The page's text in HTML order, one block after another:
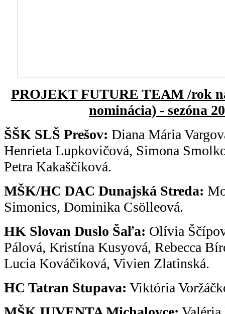
PROJEKT FUTURE TEAM /rok
nominácia) - sezóna
ŠŠK SLŠ Prešov: Diana Mária
Henrieta Lupkovičová, Simona
Petra Kakaščíková.
MŠK/HC DAC Dunajská Streda:
Simonics, Dominika Csölleová.
HK Slovan Duslo Šaľa: Olívia
Pálová, Kristína Kusyová, Rebecca
Lucia Kováčiková, Vivien Zlatinská.
HC Tatran Stupava: Viktória